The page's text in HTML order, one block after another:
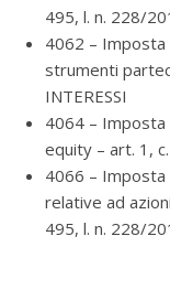
495, l. n. 228/
4062 – Imposta
strumenti
INTERESSI
4064 – Imposta
equity – art. 1,
4066 – Imposta
relative ad
495, l. n. 228/